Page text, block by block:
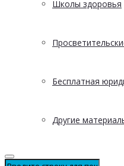
Школы здоровья
Бесплатная
Другие